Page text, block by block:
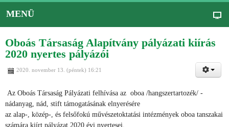
MENÜ
Oboás Társaság Alapítvány pályázati kiírás
2020 nyertes pályázói
2020. november 13. (péntek) 16:21
Az Oboás Társaság Pályázati felhívása az oboa /hangszertartozék/ -
nádanyag, nád, stift támogatásának elnyerésére
az alap-, közép-, és felsőfokú művészetoktatási intézmények oboa tanszakai
számára kiírt pályázat 2020 évi nyertesei.